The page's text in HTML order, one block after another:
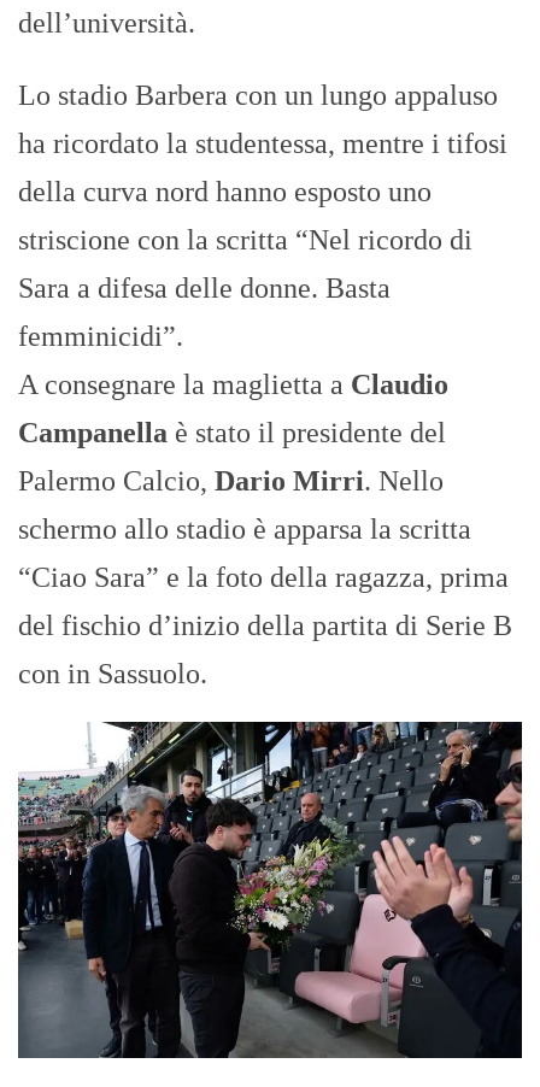
dell’università.
Lo stadio Barbera con un lungo appaluso
ha ricordato la studentessa, mentre i tifosi
della curva nord hanno esposto uno
striscione con la scritta “Nel ricordo di
Sara a difesa delle donne. Basta
femminicidi”.
A consegnare la maglietta a Claudio
Campanella è stato il presidente del
Palermo Calcio, Dario Mirri. Nello
schermo allo stadio è apparsa la scritta
“Ciao Sara” e la foto della ragazza, prima
del fischio d’inizio della partita di Serie B
con in Sassuolo.